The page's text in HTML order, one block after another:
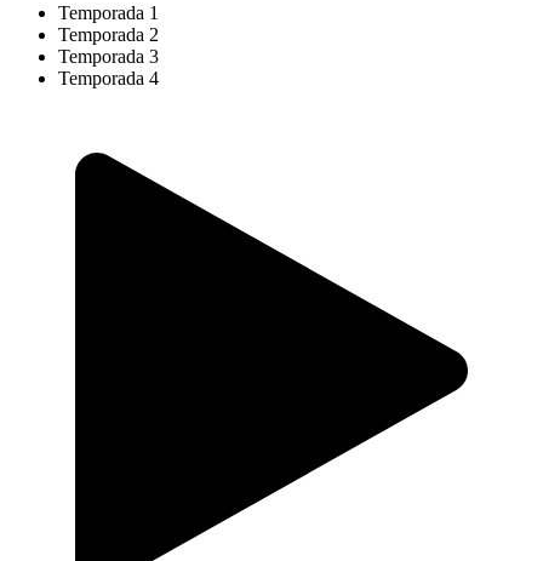
Temporada 1
Temporada 2
Temporada 3
Temporada 4